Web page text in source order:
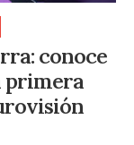
conoce
primera